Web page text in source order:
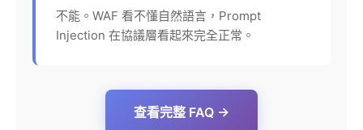
不能。WAF 看不懂自然語言，Prompt
Injection 在協議層看起來完全正常。
查看完整 FAQ →